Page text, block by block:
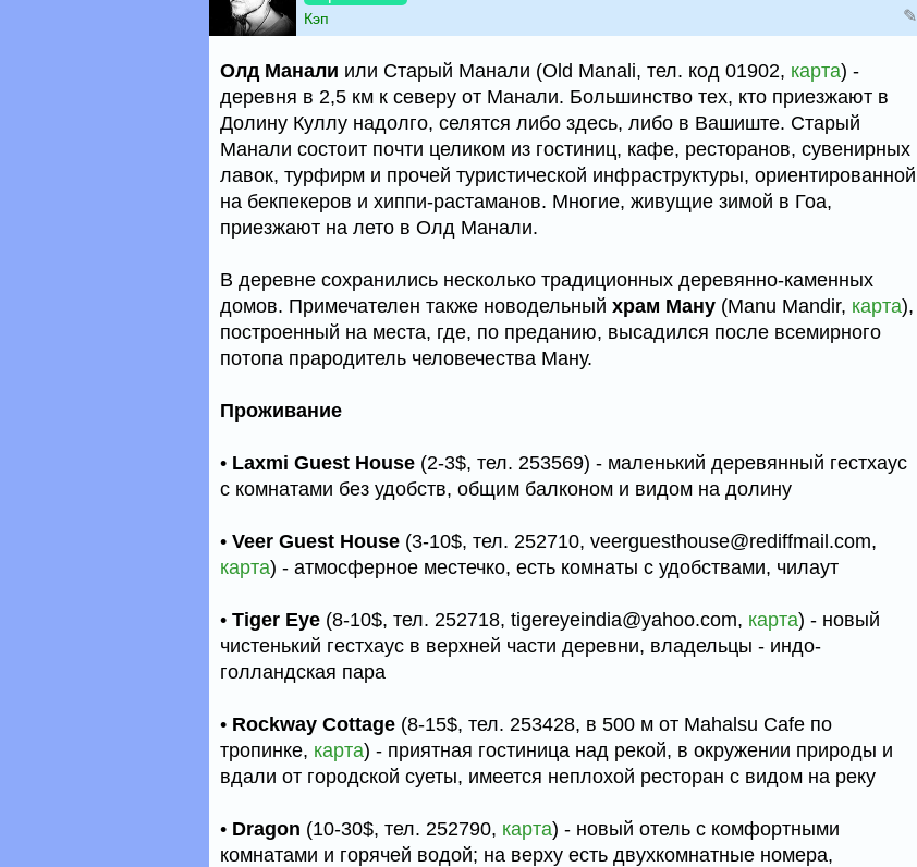
Кэп
✎
Олд Манали или Старый Манали (Old Manali, тел. код 01902, карта) -
деревня в 2,5 км к северу от Манали. Большинство тех, кто приезжают в
Долину Куллу надолго, селятся либо здесь, либо в Вашиште. Старый
Манали состоит почти целиком из гостиниц, кафе, ресторанов, сувенирных
лавок, турфирм и прочей туристической инфраструктуры, ориентированной
на бекпекеров и хиппи-растаманов. Многие, живущие зимой в Гоа,
приезжают на лето в Олд Манали.
В деревне сохранились несколько традиционных деревянно-каменных
домов. Примечателен также новодельный храм Ману (Manu Mandir, карта),
построенный на места, где, по преданию, высадился после всемирного
потопа прародитель человечества Ману.
Проживание
• Laxmi Guest House (2-3$, тел. 253569) - маленький деревянный гестхаус
с комнатами без удобств, общим балконом и видом на долину
• Veer Guest House (3-10$, тел. 252710, veerguesthouse@rediffmail.com,
карта) - атмосферное местечко, есть комнаты с удобствами, чилаут
• Tiger Eye (8-10$, тел. 252718, tigereyeindia@yahoo.com, карта) - новый
чистенький гестхаус в верхней части деревни, владельцы - индо-
голландская пара
• Rockway Cottage (8-15$, тел. 253428, в 500 м от Mahalsu Cafe по
тропинке, карта) - приятная гостиница над рекой, в окружении природы и
вдали от городской суеты, имеется неплохой ресторан с видом на реку
• Dragon (10-30$, тел. 252790, карта) - новый отель с комфортными
комнатами и горячей водой; на верху есть двухкомнатные номера,